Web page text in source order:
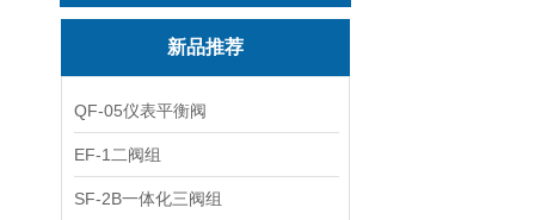
新品推荐
QF-05仪表平衡阀
EF-1二阀组
SF-2B一体化三阀组